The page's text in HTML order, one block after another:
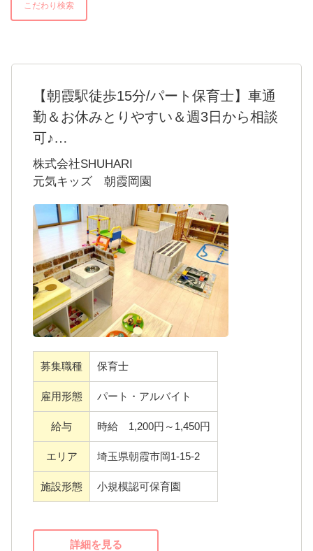
こだわり検索
【朝霞駅徒歩15分/パート保育士】車通
勤＆お休みとりやすい＆週3日から相談
可♪
東武東上線「朝霞駅」[朝霞台駅」より徒歩15
分のところにある0歳から2歳まで定員21名の
小規模保育園です。パートの保育士として一
緒に働いていただける方を募集しています。
・有給有（就業日数により法定通り付与）
・希望日は事前申請あればお休み可
・残業ほぼなし
・連絡帳はICT導入済
・サービス残業・持ち帰り仕事禁止
・勤怠システム導入
・早番は時間帯による時給アップあり
・産休・育休取得100％
・副業可
・ライフスタイルに併せて異動や雇用形態の
転換可
株式会社SHUHARI
元気キッズ 朝霞岡園
募集職種 保育士
雇用形態 パート・アルバイト
給与 時給 1,200円～1,450円
エリア 埼玉県朝霞市岡1-15-2
施設形態 小規模認可保育園
詳細を見る